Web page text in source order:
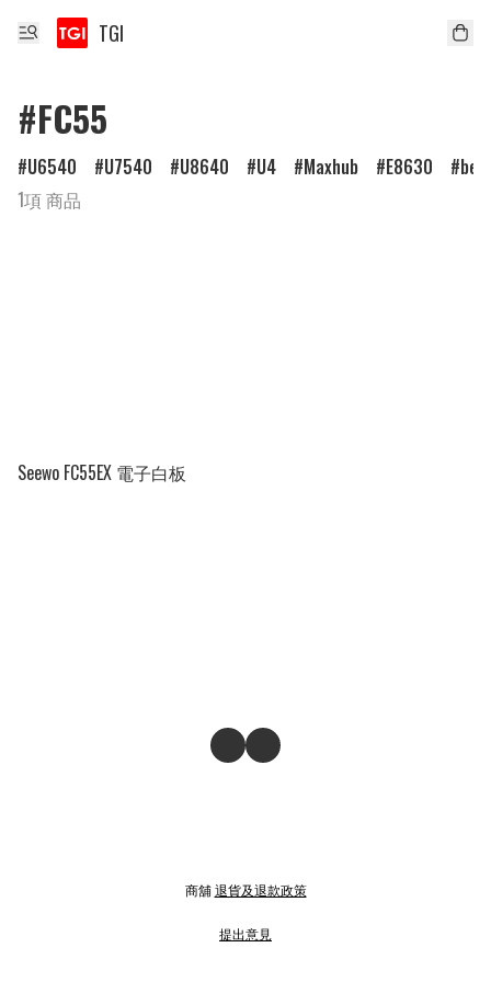
TGI
#FC55
U6540 U7540 U8640 U4 Maxhub E8630
1項 商品
Seewo FC55EX 電子白板
商舖退貨及退款政策
提出意見